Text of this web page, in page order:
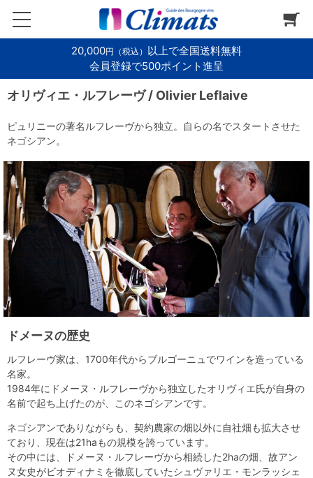
20,000円（税込） 以上で全国送料無料
会員登録で500ポイント進呈
オリヴィエ・ルフレーヴ / Olivier Leflaive
ピュリニーの著名ルフレーヴから独立。自らの名でスタートさせた
ネゴシアン。
ドメーヌの歴史
ルフレーヴ家は、1700年代からブルゴーニュでワインを造っている
名家。
1984年にドメーヌ・ルフレーヴから独立したオリヴィエ氏が自身の
名前で起ち上げたのが、このネゴシアンです。
ネゴシアンでありながらも、契約農家の畑以外に自社畑も拡大させ
ており、現在は21haもの規模を誇っています。
その中には、ドメーヌ・ルフレーヴから相続した2haの畑、故アン
ヌ女史がビオディナミを徹底していたシュヴァリエ・モンラッシェ